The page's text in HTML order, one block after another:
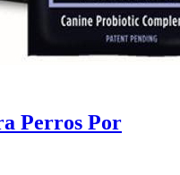
Perros Por